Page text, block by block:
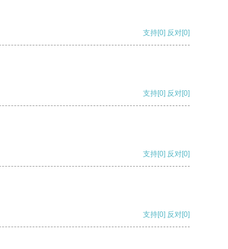
支持[0] 反对[0]
支持[0] 反对[0]
支持[0] 反对[0]
支持[0] 反对[0]